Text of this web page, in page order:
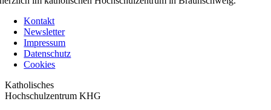
Kontakt
Newsletter
Impressum
Datenschutz
Cookies
Toggle
Sliding
Katholisches
Hochschulzentrum KHG